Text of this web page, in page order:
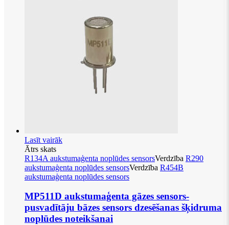
Lasīt vairāk
Ātrs skats
R134A aukstumaģenta noplūdes sensorsVerdzība R290
aukstumaģenta noplūdes sensorsVerdzība R454B
aukstumaģenta noplūdes sensors
MP511D aukstumaģenta gāzes sensors-
pusvadītāju bāzes sensors dzesēšanas šķidruma
noplūdes noteikšanai